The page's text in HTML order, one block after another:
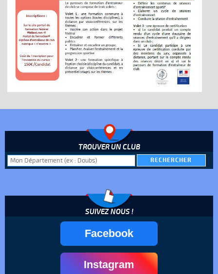
TROUVER UN CLUB
SUIVEZ NOUS !
Facebook
Instagram